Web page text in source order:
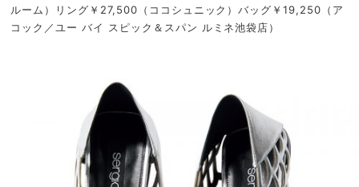
ルーム）リング￥27,500（ココシュニック）バッグ￥19,250（ア
コック／ユー バイ スピック＆スパン ルミネ池袋店）